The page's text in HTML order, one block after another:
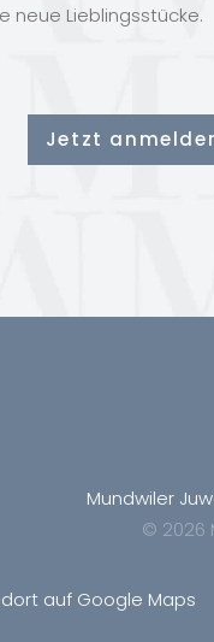
neue Lieblingsstücke.
Mundwiler
© 2026
auf Google Maps